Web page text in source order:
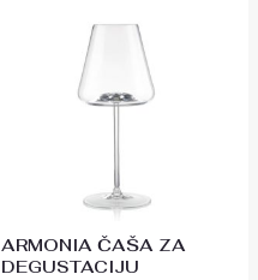
ARMONIA ČAŠA ZA
DEGUSTACIJU